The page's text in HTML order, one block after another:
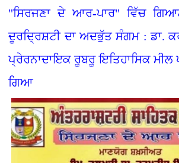
"ਸਿਰਜਣਾ ਦੇ ਆਰ-ਪਾਰ" ਵਿੱਚ
ਦੂਰਦ੍ਰਿਸ਼ਟੀ ਦਾ ਅਦਭੁੱਤ ਸੰਗਮ : ਡਾ.
ਪ੍ਰੇਰਨਾਦਾਇਕ ਰੂਬਰੂ ਇਤਿਹਾਸਿਕ ਮੀਲ
ਗਿਆ